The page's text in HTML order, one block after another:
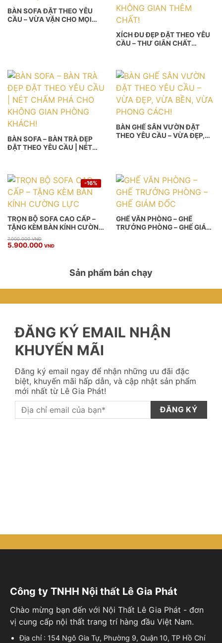
BÀN SOFA ĐẶT THEO YÊU
CẦU – VỪA VẶN CHO MỌI
XÍCH ĐU ĐẸP ĐẶT THEO YÊU
CẦU – THƯ GIÃN CHẤT
BÀN SOFA – BÀN TRÀ ĐẸP
ĐẶT THEO YÊU CẦU | NÉT
BÀN GHẾ SÂN VƯỜN ĐẶT
THEO YÊU CẦU – VỪA ĐẸP,
-16%
TRỌN BỘ SOFA CAO CẤP –
TẶNG KÈM BÀN KÍNH CƯỜNG
LỰC
7.000.000VNĐ
Giá
gốc
5.900.000 VNĐ
Giá
hiện
GHẾ VĂN PHÒNG – GHẾ
TRƯỞNG PHÒNG – GHẾ GIÁM
Sản phẩm bán chạy
ĐĂNG KÝ EMAIL NHẬN
KHUYẾN MÃI
Đăng ký email ngay để nhận những ưu đãi đặc
biệt, khuyến mãi hấp dẫn, và cập nhật sản phẩm
mới nhất từ Lê Gia Phát!
Công ty TNHH Nội thất Lê Gia Phát
Chào mừng bạn đến với Nội Thất Lê Gia Phát - đơn
vị cung cấp nội thất trang trí hàng đầu Việt Nam.
Địa chỉ : 154 Ngô Gia Tự, Phường 9, Quận 10, TP Hồ Chí